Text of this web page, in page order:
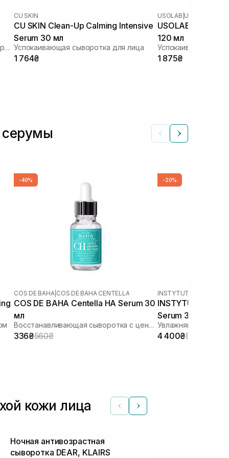
Успокаивающая, гидратирующая и противоотечная сыворотка
CU SKIN
CU SKIN Clean-Up Calming Intensive
Serum 30 мл
Успокаивающая сыворотка для лица
1 764₴
USOLAB USOLAB BIO
USOLAB Bio
120 мл
1 875₴
серумы
-40%
COS DE BAHA COS DE BAHA CENTELLA
COS DE BAHA Centella HA Serum 30
мл
Восстанавливающая сыворотка с центеллой
336₴560₴
-20%
INSTYTUTUM
INSTYTUTUM
Serum 30 мл
Увлажняющая
4 400₴5 500₴
кожи лица
Ночная антивозрастная
сыворотка DEAR, KLAIRS